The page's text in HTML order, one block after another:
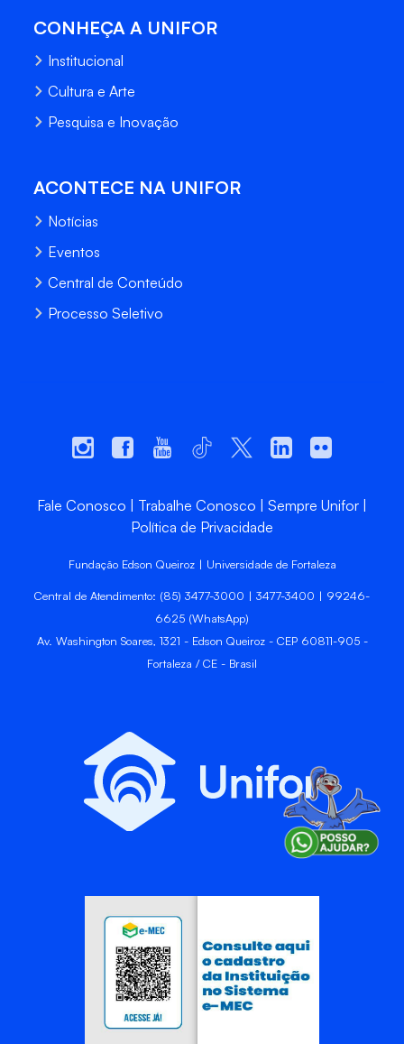
CONHEÇA A UNIFOR
Institucional
Cultura e Arte
Pesquisa e Inovação
ACONTECE NA UNIFOR
Notícias
Eventos
Central de Conteúdo
Processo Seletivo
Fale Conosco Trabalhe Conosco
Sempre Unifor
Política de Privacidade
Fundação Edson Queiroz | Universidade de Fortaleza
Central de Atendimento: (85) 3477-3000 | 3477-3400 | 99246-
6625 (WhatsApp)
Av. Washington Soares, 1321 - Edson Queiroz - CEP 60811-905 -
Fortaleza / CE - Brasil